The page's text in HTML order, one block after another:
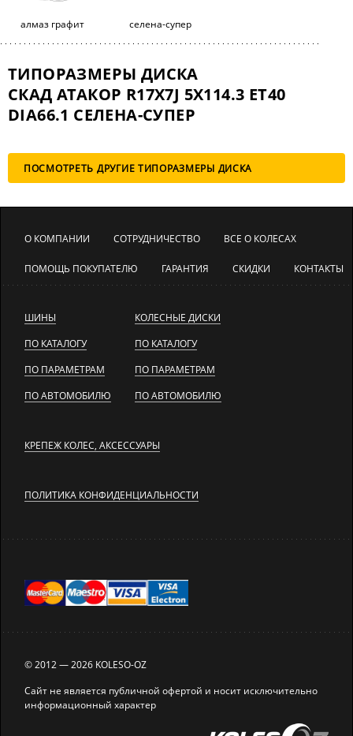
алмаз графит селена-супер
ТИПОРАЗМЕРЫ ДИСКА
СКАД АТАКОР R17X7J 5X114.3 ET40
DIA66.1 СЕЛЕНА-СУПЕР
ПОСМОТРЕТЬ ДРУГИЕ ТИПОРАЗМЕРЫ ДИСКА
О КОМПАНИИ СОТРУДНИЧЕСТВО ВСЕ О КОЛЕСАХ
ПОМОЩЬ ПОКУПАТЕЛЮ ГАРАНТИЯ СКИДКИ КОНТАКТЫ
ШИНЫ
ПО КАТАЛОГУ
ПО ПАРАМЕТРАМ
ПО АВТОМОБИЛЮ
КОЛЕСНЫЕ ДИСКИ
ПО КАТАЛОГУ
ПО ПАРАМЕТРАМ
ПО АВТОМОБИЛЮ
КРЕПЕЖ КОЛЕС, АКСЕССУАРЫ
ПОЛИТИКА КОНФИДЕНЦИАЛЬНОСТИ
© 2012 — 2026 KOLESO-OZ
Сайт не является публичной офертой и носит исключительно
информационный характер